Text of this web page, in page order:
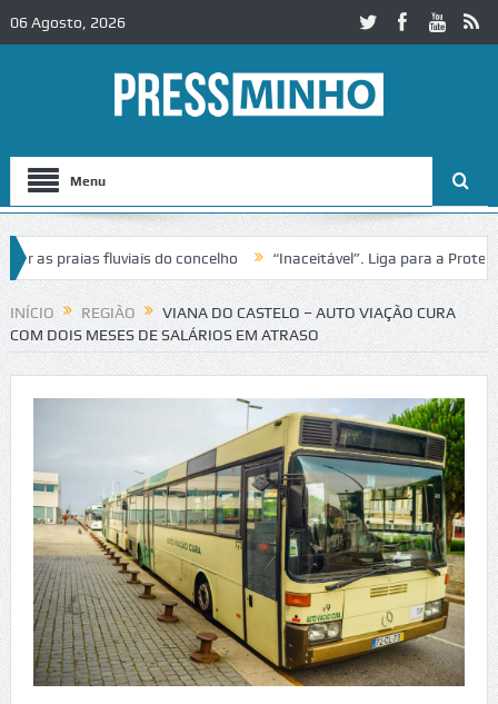
06 Agosto, 2026
Menu
praias fluviais do concelho “Inaceitável”. Liga para a Proteção
de trânsito no IC2 em Alcobaça Igreja do Castelo de Cerveira
INÍCIO REGIÃO
VIANA DO CASTELO – AUTO VIAÇÃO CURA
COM DOIS MESES DE SALÁRIOS EM ATRASO